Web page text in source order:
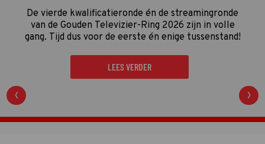
De vierde kwalificatieronde én de streamingronde
van de Gouden Televizier-Ring 2026 zijn in volle
gang. Tijd dus voor de eerste én enige tussenstand!
LEES VERDER